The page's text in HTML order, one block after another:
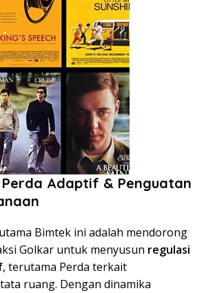
Perda Adaptif & Penguatan
Bimtek ini adalah mendorong
Golkar untuk menyusun regulasi
, terutama Perda terkait
ruang. Dengan dinamika